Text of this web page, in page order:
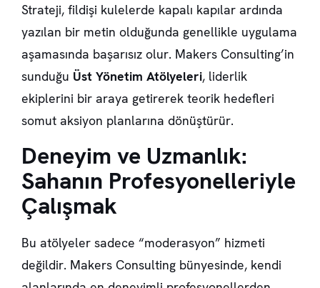
Strateji, fildişi kulelerde kapalı kapılar ardında
yazılan bir metin olduğunda genellikle uygulama
aşamasında başarısız olur. Makers Consulting’in
sunduğu Üst Yönetim Atölyeleri, liderlik
ekiplerini bir araya getirerek teorik hedefleri
somut aksiyon planlarına dönüştürür.
Deneyim ve Uzmanlık:
Sahanın Profesyonelleriyle
Çalışmak
Bu atölyeler sadece “moderasyon” hizmeti
değildir. Makers Consulting bünyesinde, kendi